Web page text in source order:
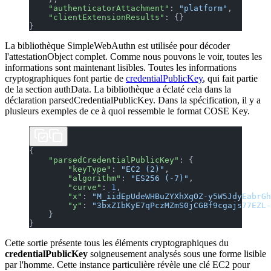
    "authenticatorAttachment"
: "platform" ,
    "clientExtensionResults"
: {}
}
La bibliothèque SimpleWebAuthn est utilisée pour décoder
l'attestationObject complet. Comme nous pouvons le voir, toutes les
informations sont maintenant lisibles. Toutes les informations
cryptographiques font partie de credentialPublicKey, qui fait partie
de la section authData. La bibliothèque a éclaté cela dans la
déclaration parsedCredentialPublicKey. Dans la spécification, il y a
plusieurs exemples de ce à quoi ressemble le format COSE Key.
{
    "parsedCredentialPublicKey"
: {
        "keyType"
: "EC2 (2)" ,
        "algorithm"
: "ES256 (-7)" ,
        "curve"
: 1 ,
        "x"
:
"M_iidEpUdeWHBuZYXhXqOZ-
        "y"
:
    }
}
Cette sortie présente tous les éléments cryptographiques du
credentialPublicKey soigneusement analysés sous une forme lisible
par l'homme. Cette instance particulière révèle une clé EC2 pour